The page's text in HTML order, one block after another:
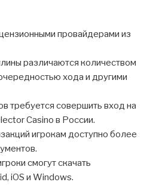
провайдерами из
различаются количеством
хода и другими
требуется совершить вход на
Casino в России.
игрокам доступно более
смогут скачать
iOS и Windows.